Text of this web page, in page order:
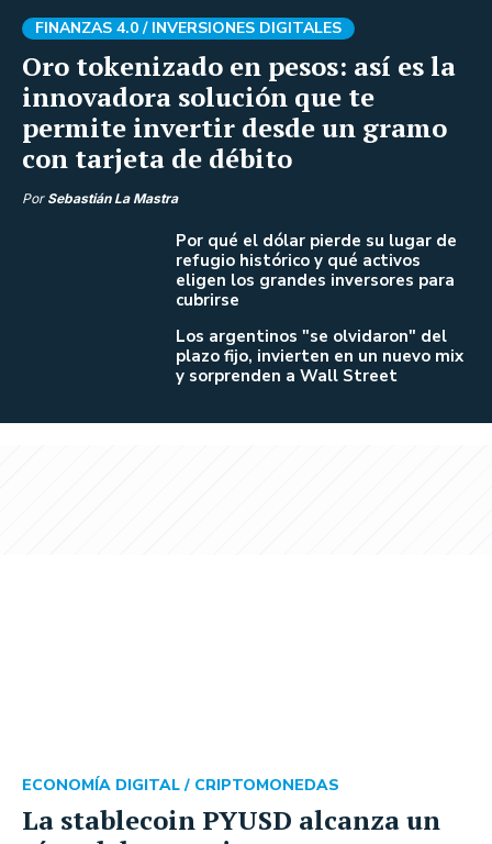
Oro tokenizado en pesos: así es la
innovadora solución que te
permite invertir desde un gramo
con tarjeta de débito
FINANZAS 4.0 / INVERSIONES DIGITALES
Por Sebastián La Mastra
Por qué el dólar pierde su lugar de
refugio histórico y qué activos
eligen los grandes inversores para
cubrirse
Los argentinos "se olvidaron" del
plazo fijo, invierten en un nuevo mix
y sorprenden a Wall Street
La stablecoin PYUSD alcanza un
ECONOMÍA DIGITAL / CRIPTOMONEDAS